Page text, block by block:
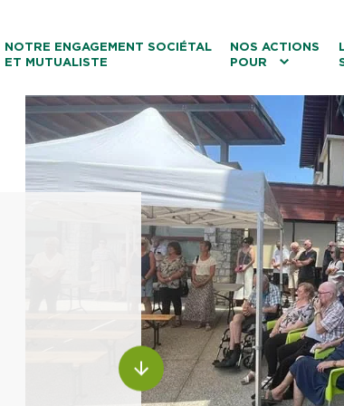
NOTRE ENGAGEMENT SOCIÉTAL
ET MUTUALISTE
NOS ACTIONS
POUR
Le tourisme
Les transitions
La biodiversité
Les associations
ALLER AU CONTENU